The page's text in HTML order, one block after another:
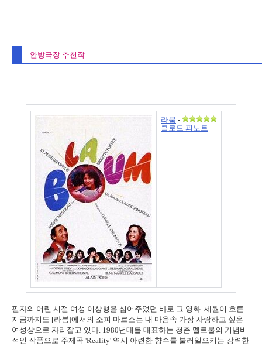
안방극장 추천작
라붐 -
클로드 피노트
필자의 어린 시절 여성 이상형을 심어주었던 바로 그 영화. 세월이 흐른
지금까지도 [라붐]에서의 소피 마르소는 내 마음속 가장 사랑하고 싶은
여성상으로 자리잡고 있다. 1980년대를 대표하는 청춘 멜로물의 기념비
적인 작품으로 주제곡 'Reality' 역시 아련한 향수를 불러일으키는 강력한